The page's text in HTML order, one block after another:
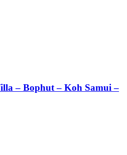
– Bophut – Koh Samui –